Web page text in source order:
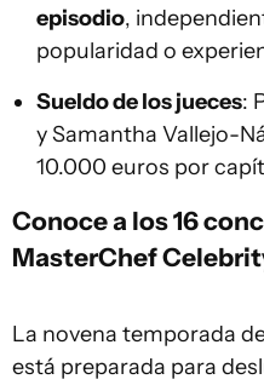
episodio,
popularidad o
Sueldo de los jueces:
y Samantha Vallejo-
10.000 euros por
Conoce a los 16
MasterChef
La novena temporada
está preparada para